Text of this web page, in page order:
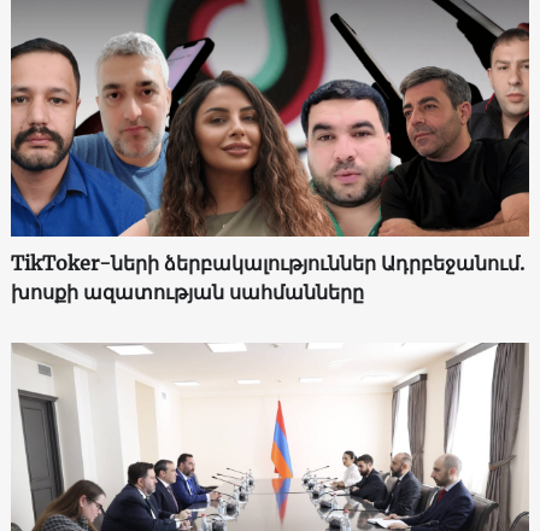
TikToker-ների ձերբակալություններ Ադրբեջանում.
խոսքի ազատության սահմանները